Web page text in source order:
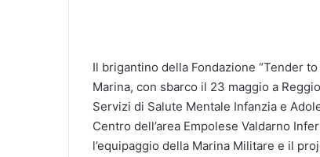
Il brigantino della Fondazione “Tender
Marina, con sbarco il 23 maggio a
Servizi di Salute Mentale Infanzia e
Centro dell’area Empolese Valdarno
l’equipaggio della Marina Militare e il